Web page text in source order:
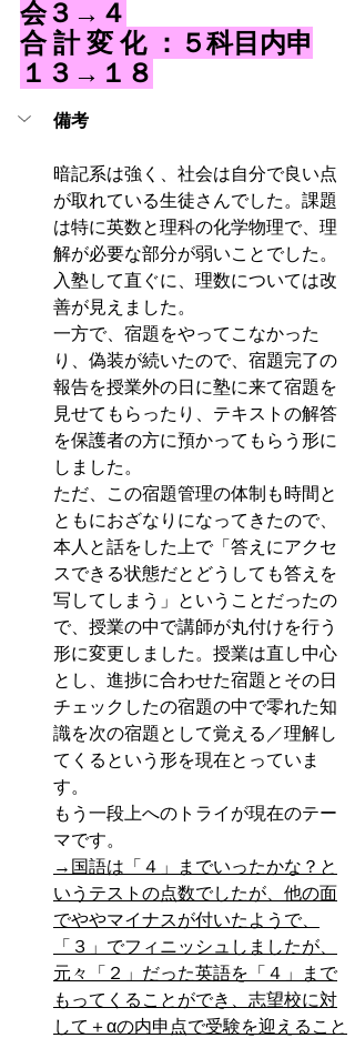
会３→４
合 計 変 化 ：５科目内申
１３→１８
備考
暗記系は強く、社会は自分で良い点
が取れている生徒さんでした。課題
は特に英数と理科の化学物理で、理
解が必要な部分が弱いことでした。
入塾して直ぐに、理数については改
善が見えました。
一方で、宿題をやってこなかった
り、偽装が続いたので、宿題完了の
報告を授業外の日に塾に来て宿題を
見せてもらったり、テキストの解答
を保護者の方に預かってもらう形に
しました。
ただ、この宿題管理の体制も時間と
ともにおざなりになってきたので、
本人と話をした上で「答えにアクセ
スできる状態だとどうしても答えを
写してしまう」ということだったの
で、授業の中で講師が丸付けを行う
形に変更しました。授業は直し中心
とし、進捗に合わせた宿題とその日
チェックしたの宿題の中で零れた知
識を次の宿題として覚える／理解し
てくるという形を現在とっていま
す。
もう一段上へのトライが現在のテー
マです。
→国語は「４」までいったかな？と
いうテストの点数でしたが、他の面
でややマイナスが付いたようで、
「３」でフィニッシュしましたが、
元々「２」だった英語を「４」まで
もってくることができ、志望校に対
して＋αの内申点で受験を迎えること